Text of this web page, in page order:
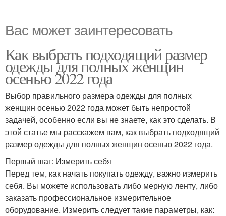
Вас может заинтересовать
Как выбрать подходящий размер
одежды для полных женщин
осенью 2022 года
Выбор правильного размера одежды для полных
женщин осенью 2022 года может быть непростой
задачей, особенно если вы не знаете, как это сделать. В
этой статье мы расскажем вам, как выбрать подходящий
размер одежды для полных женщин осенью 2022 года.
Первый шаг: Измерить себя
Перед тем, как начать покупать одежду, важно измерить
себя. Вы можете использовать либо мерную ленту, либо
заказать профессиональное измерительное
оборудование. Измерить следует такие параметры, как: